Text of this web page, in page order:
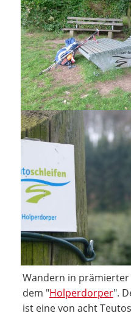
Wandern in
dem "Holperdorper".
ist eine von acht